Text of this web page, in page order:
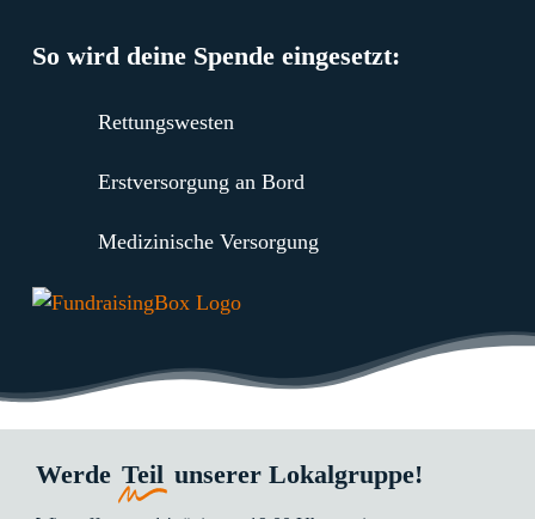
So wird deine Spende eingesetzt:
Rettungswesten
Erstversorgung an Bord
Medizinische Versorgung
Werde Teil unserer Lokalgruppe!